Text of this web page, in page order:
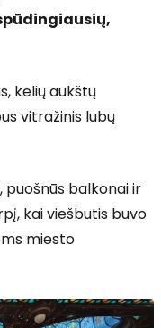
kelių aukštų
vitražinis lubų
balkonai ir
kai viešbutis buvo
miesto